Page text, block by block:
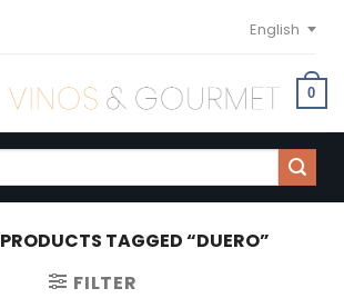
English
0
PRODUCTS TAGGED “DUERO”
FILTER